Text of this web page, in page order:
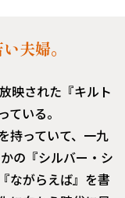
夫婦。
映された『キルト
いる。
持っていて、一九
の『シルバー・シ
ながらえば』を書